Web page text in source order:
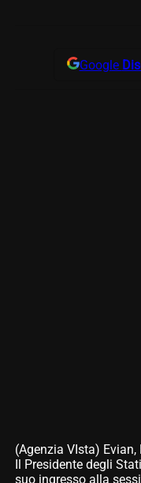
Google
(Agenzia VIsta)
Il Presidente degli
suo ingresso alla